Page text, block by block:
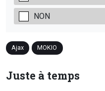
NON
Ajax MOKIO
Juste à temps